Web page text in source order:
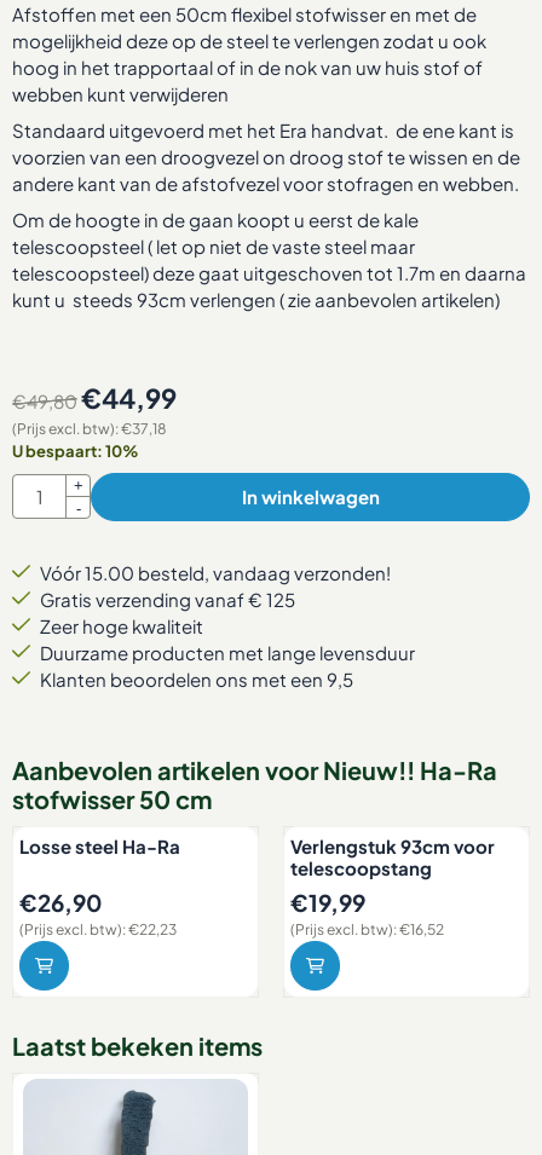
Afstoffen met een 50cm flexibel stofwisser en met de
mogelijkheid deze op de steel te verlengen zodat u ook
hoog in het trapportaal of in de nok van uw huis stof of
webben kunt verwijderen
Standaard uitgevoerd met het Era handvat. de ene kant is
voorzien van een droogvezel on droog stof te wissen en de
andere kant van de afstofvezel voor stofragen en webben.
Om de hoogte in de gaan koopt u eerst de kale
telescoopsteel ( let op niet de vaste steel maar
telescoopsteel) deze gaat uitgeschoven tot 1.7m en daarna
kunt u steeds 93cm verlengen ( zie aanbevolen artikelen)
€49,80€44,99
(Prijs excl. btw):€37,18
U bespaart:10%
Aantal
+
-
In winkelwagen
Vóór 15.00 besteld, vandaag verzonden!
Gratis verzending vanaf € 125
Zeer hoge kwaliteit
Duurzame producten met lange levensduur
Klanten beoordelen ons met een 9,5
Aanbevolen artikelen voorNieuw!! Ha-Ra
stofwisser 50 cm
Losse steel Ha-Ra
Prijs: 26,90, exclusief btw: 22,23
€26,90
(Prijs excl. btw):€22,23
Verlengstuk 93cm voor
telescoopstang
Prijs: 19,99, exclusief btw:
€19,99
(Prijs excl. btw):€16,52
Laatst bekeken items